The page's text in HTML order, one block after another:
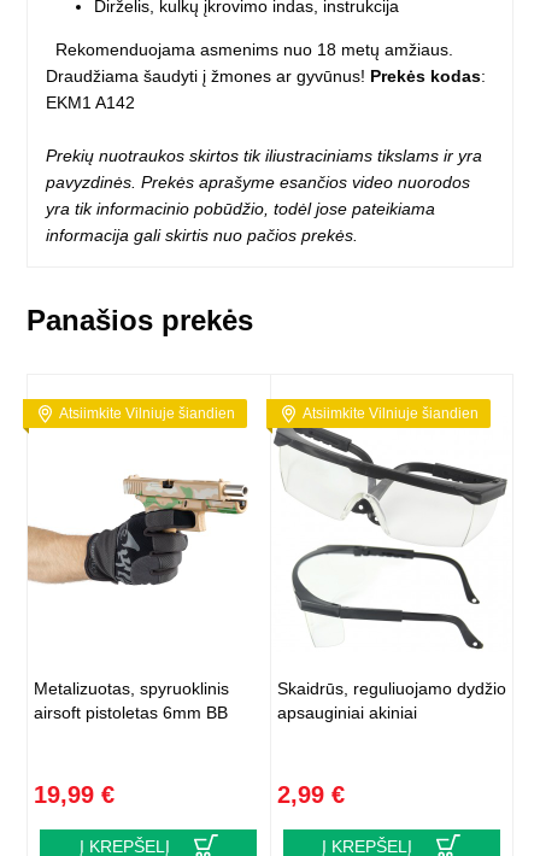
Dirželis, kulkų įkrovimo indas, instrukcija
Rekomenduojama asmenims nuo 18 metų amžiaus.
Draudžiama šaudyti į žmones ar gyvūnus! Prekės kodas:
EKM1 A142
Prekių nuotraukos skirtos tik iliustraciniams tikslams ir yra
pavyzdinės. Prekės aprašyme esančios video nuorodos
yra tik informacinio pobūdžio, todėl jose pateikiama
informacija gali skirtis nuo pačios prekės.
Panašios prekės
Atsiimkite Vilniuje šiandien
Metalizuotas, spyruoklinis
airsoft pistoletas 6mm BB
19,99 €
Į KREPŠELĮ
Atsiimkite Vilniuje šiandien
Skaidrūs, reguliuojamo dydžio
apsauginiai akiniai
2,99 €
Į KREPŠELĮ